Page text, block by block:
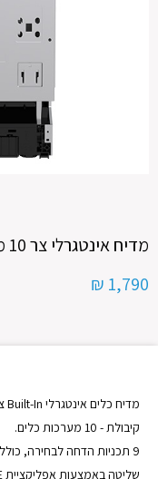
מדיח אינטגרלי צר 10 מערכות כלים דגם WQP8-W7704M
1,790 ₪
מדיח כלים אינטגרלי Built-In צר.
קיבולת - 10 מערכות כלים.
9 תכניות הדחה לבחירה, כולל תכנית מהירה ותכנית חסכונית.
שליטה באמצעות אפליקציית SMART HOME.